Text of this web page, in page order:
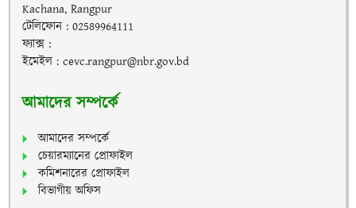
Kachana, Rangpur
টেলিফোন : 02589964111
ফ্যাক্স :
ইমেইল : cevc.rangpur@nbr.gov.bd
আমাদের সম্পর্কে
আমাদের সম্পর্কে
চেয়ারম্যানের প্রোফাইল
কমিশনারের প্রোফাইল
বিভাগীয় অফিস